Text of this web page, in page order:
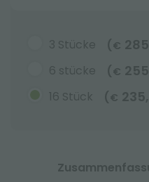
3 Stücke ( €
6 stücke
( €
16 Stück
( € 235,